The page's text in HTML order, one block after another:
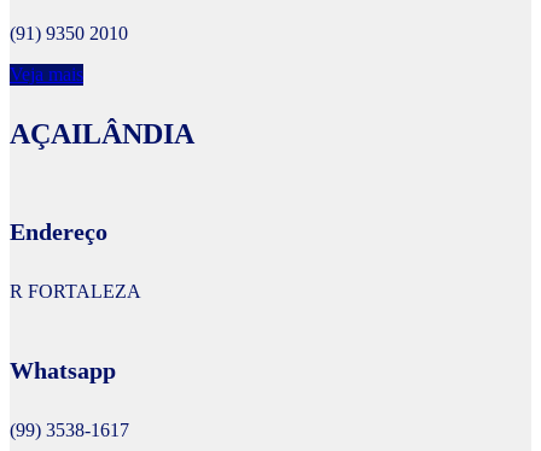
(91) 9350 2010
Veja mais
AÇAILÂNDIA
Endereço
R FORTALEZA
Whatsapp
(99) 3538-1617